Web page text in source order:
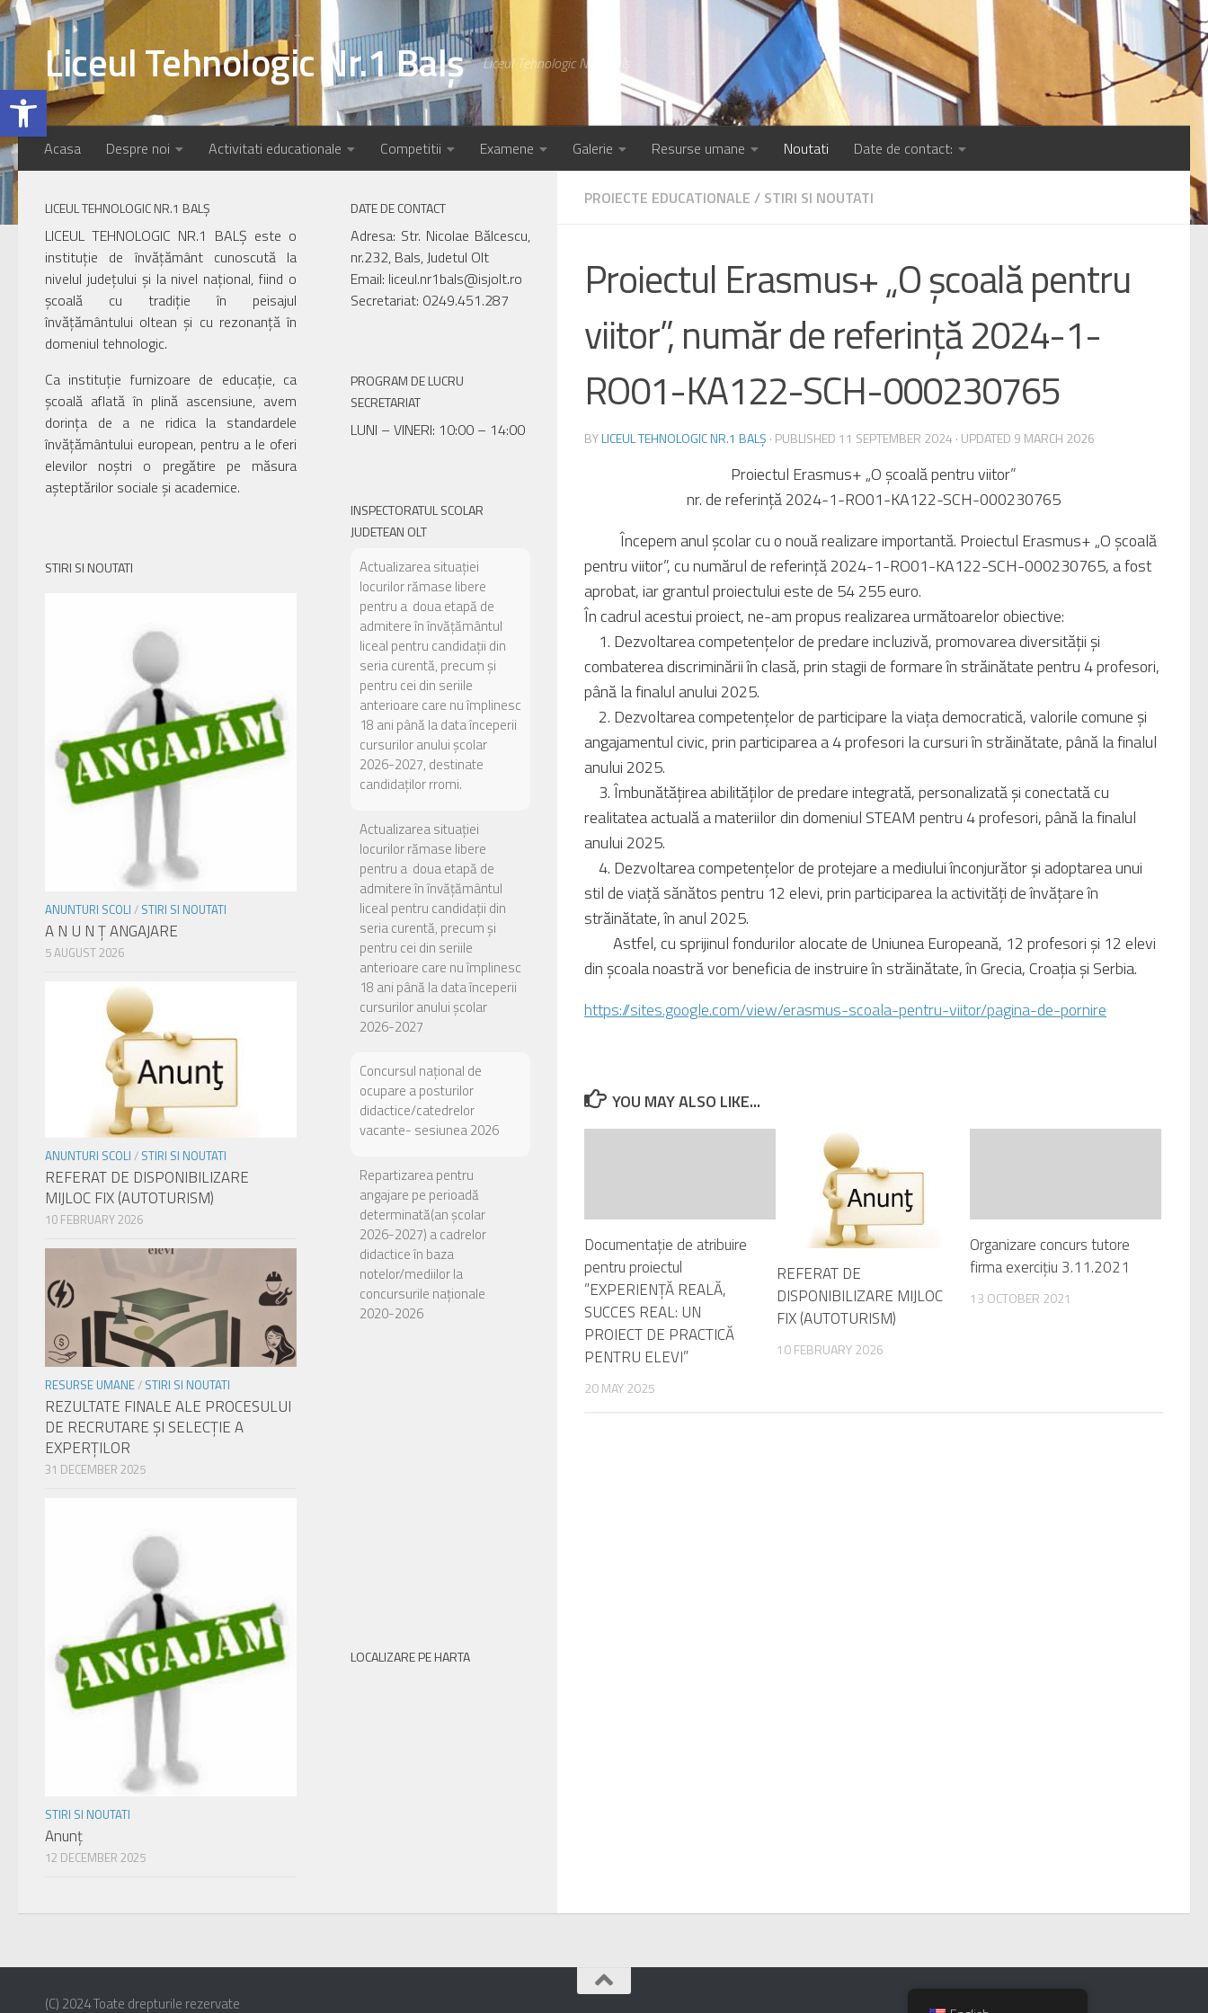
Open toolbar
Skip to content
Liceul Tehnologic Nr.1 Balș Liceul Tehnologic Nr.1 Balș
Acasa Despre noi Activitati educationale Competitii Examene Galerie Resurse umane Noutati Date de contact:
PROIECTE EDUCATIONALE / STIRI SI NOUTATI
Proiectul Erasmus+ „O școală pentru
viitor”, număr de referință 2024-1-
RO01-KA122-SCH-000230765
BYLICEUL TEHNOLOGIC NR.1 BALȘ · PUBLISHED 11 SEPTEMBER 2024 · UPDATED 9 MARCH 2026
Proiectul Erasmus+ „O școală pentru viitor”
nr. de referință 2024-1-RO01-KA122-SCH-000230765
Începem anul școlar cu o nouă realizare importantă. Proiectul Erasmus+ „O școală
pentru viitor”, cu numărul de referință 2024-1-RO01-KA122-SCH-000230765, a fost
aprobat, iar grantul proiectului este de 54 255 euro.
În cadrul acestui proiect, ne-am propus realizarea următoarelor obiective:
1. Dezvoltarea competențelor de predare incluzivă, promovarea diversității și
combaterea discriminării în clasă, prin stagii de formare în străinătate pentru 4 profesori,
până la finalul anului 2025.
2. Dezvoltarea competențelor de participare la viața democratică, valorile comune și
angajamentul civic, prin participarea a 4 profesori la cursuri în străinătate, până la finalul
anului 2025.
3. Îmbunătățirea abilităților de predare integrată, personalizată și conectată cu
realitatea actuală a materiilor din domeniul STEAM pentru 4 profesori, până la finalul
anului 2025.
4. Dezvoltarea competențelor de protejare a mediului înconjurător și adoptarea unui
stil de viață sănătos pentru 12 elevi, prin participarea la activități de învățare în
străinătate, în anul 2025.
Astfel, cu sprijinul fondurilor alocate de Uniunea Europeană, 12 profesori și 12 elevi
din școala noastră vor beneficia de instruire în străinătate, în Grecia, Croația și Serbia.
https://sites.google.com/view/erasmus-scoala-pentru-viitor/pagina-de-pornire
YOU MAY ALSO LIKE...
Documentație de atribuire
pentru proiectul
”EXPERIENȚĂ REALĂ,
SUCCES REAL: UN
PROIECT DE PRACTICĂ
PENTRU ELEVI”
20 MAY 2025
REFERAT DE
DISPONIBILIZARE MIJLOC
FIX (AUTOTURISM)
10 FEBRUARY 2026
Organizare concurs tutore
firma exercițiu 3.11.2021
13 OCTOBER 2021
LICEUL TEHNOLOGIC NR.1 BALȘ
LICEUL TEHNOLOGIC NR.1 BALȘ este o
instituție de învățământ cunoscută la
nivelul județului și la nivel național, fiind o
școală cu tradiție în peisajul
învățământului oltean și cu rezonanță în
domeniul tehnologic.
Ca instituție furnizoare de educație, ca
școală aflată în plină ascensiune, avem
dorința de a ne ridica la standardele
învățământului european, pentru a le oferi
elevilor noștri o pregătire pe măsura
așteptărilor sociale și academice.
STIRI SI NOUTATI
ANUNTURI SCOLI / STIRI SI NOUTATI
A N U N Ţ ANGAJARE
5 AUGUST 2026
ANUNTURI SCOLI / STIRI SI NOUTATI
REFERAT DE DISPONIBILIZARE
MIJLOC FIX (AUTOTURISM)
10 FEBRUARY 2026
RESURSE UMANE/ STIRI SI NOUTATI
REZULTATE FINALE ALE PROCESULUI
DE RECRUTARE ŞI SELECŢIE A
EXPERŢILOR
31 DECEMBER 2025
STIRI SI NOUTATI
Anunț
12 DECEMBER 2025
DATE DE CONTACT
Adresa: Str. Nicolae Bălcescu,
nr.232, Bals, Judetul Olt
Email: liceul.nr1bals@isjolt.ro
Secretariat: 0249.451.287
PROGRAM DE LUCRU
SECRETARIAT
LUNI – VINERI: 10:00 – 14:00
INSPECTORATUL SCOLAR
JUDETEAN OLT
Actualizarea situației
locurilor rămase libere
pentru a doua etapă de
admitere în învățământul
liceal pentru candidații din
seria curentă, precum și
pentru cei din seriile
anterioare care nu împlinesc
18 ani până la data începerii
cursurilor anului școlar
2026-2027, destinate
candidaților rromi.
Actualizarea situației
locurilor rămase libere
pentru a doua etapă de
admitere în învățământul
liceal pentru candidații din
seria curentă, precum și
pentru cei din seriile
anterioare care nu împlinesc
18 ani până la data începerii
cursurilor anului școlar
2026-2027
Concursul național de
ocupare a posturilor
didactice/catedrelor
vacante- sesiunea 2026
Repartizarea pentru
angajare pe perioadă
determinată(an școlar
2026-2027) a cadrelor
didactice în baza
notelor/mediilor la
concursurile naționale
2020-2026
LOCALIZARE PE HARTA
(C) 2024 Toate drepturile rezervate